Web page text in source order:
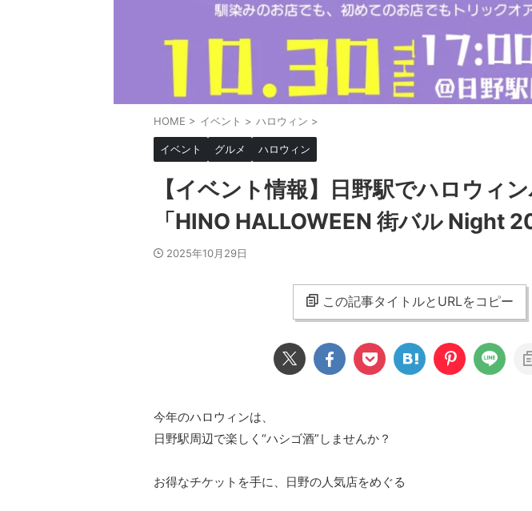
HOME > イベント > ハロウィン >
イベント グルメ ハロウィン
【イベント情報】日野駅でハロウィ
「HINO HALLOWEEN 街バル Night
2025年10月29日
この記事タイトルとURLをコピー
今年のハロウィンは、
日野駅周辺で楽しく“ハシゴ酒”しませんか？
お得なチケットを手に、日野の人気店をめぐる